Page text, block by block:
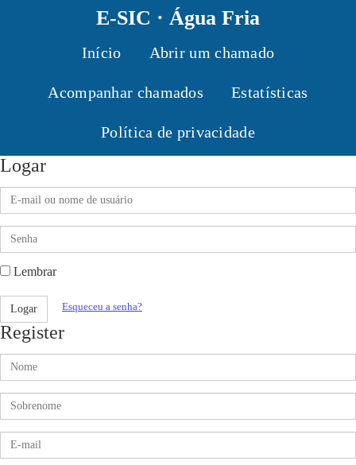
E-SIC · Água Fria
Início Abrir um chamado
Acompanhar chamados Estatísticas
Política de privacidade
Logar
E-
mail
nome
de
usuário
Senha
Lembrar
Logar Esqueceu a senha?
Register
Nome
Sobrenome
E-
mail